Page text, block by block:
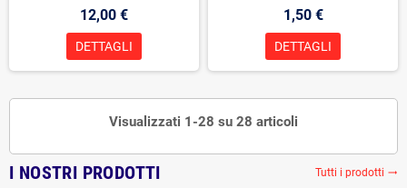
12,00 €
DETTAGLI
1,50 €
DETTAGLI
Visualizzati 1-28 su 28 articoli
I NOSTRI PRODOTTI Tutti i prodotti trending_flat